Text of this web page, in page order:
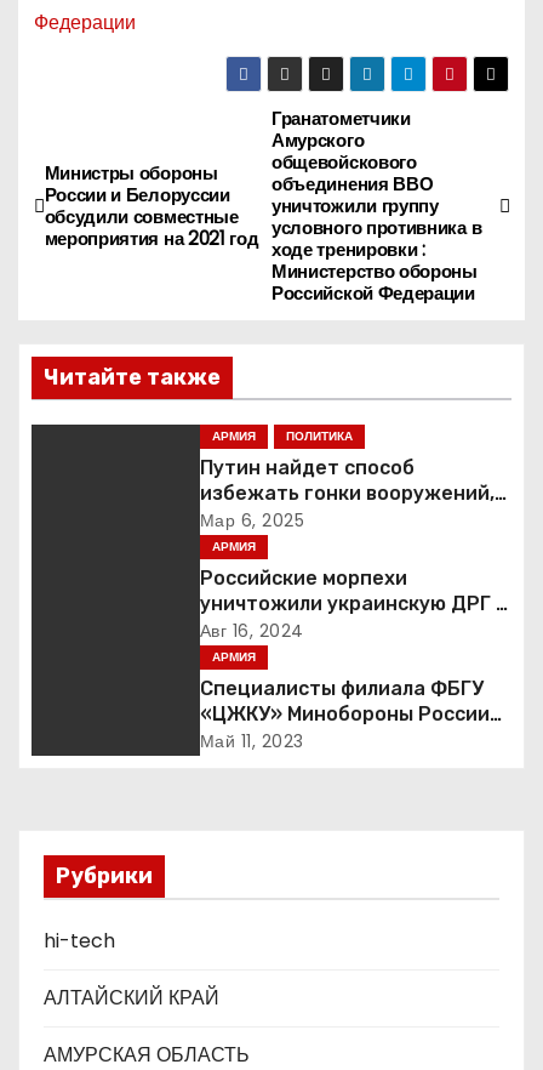
Федерации
а
в
а
ц
а
и
с
я
м
Гранатометчики
Амурского
общевойскового
объединения ВВО
уничтожили группу
условного противника в
ходе тренировки :
Министерство обороны
Российской Федерации
Министры обороны
России и Белоруссии
обсудили совместные
мероприятия на 2021 год
Читайте также
АРМИЯ ПОЛИТИКА
Путин найдет способ
избежать гонки вооружений,
заявил пресс-секретарь
Мар 6, 2025
АРМИЯ
Российские морпехи
уничтожили украинскую ДРГ в
Курской области
Авг 16, 2024
АРМИЯ
Специалисты филиала ФБГУ
«ЦЖКУ» Минобороны России
по ЦВО переведены в режим
Май 11, 2023
Рубрики
hi-tech
АЛТАЙСКИЙ КРАЙ
АМУРСКАЯ ОБЛАСТЬ